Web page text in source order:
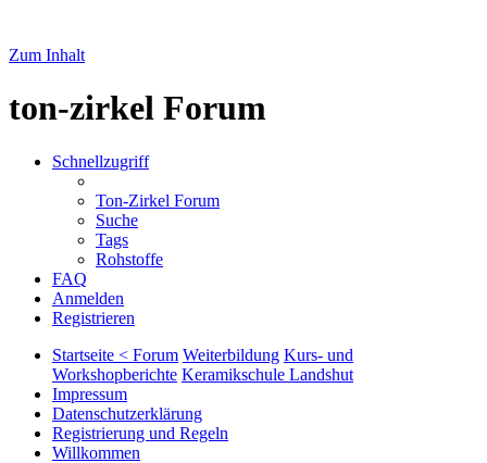
Zum Inhalt
ton-zirkel Forum
Schnellzugriff
Ton-Zirkel Forum
Suche
Tags
Rohstoffe
FAQ
Anmelden
Registrieren
Startseite < Forum Weiterbildung Kurs- und
Workshopberichte Keramikschule Landshut
Impressum
Datenschutzerklärung
Registrierung und Regeln
Willkommen